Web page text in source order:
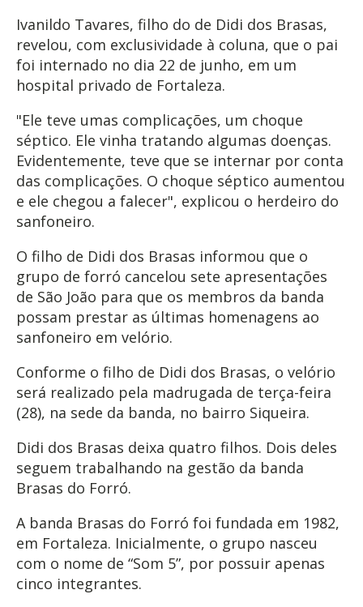
Ivanildo Tavares, filho do de Didi dos Brasas,
revelou, com exclusividade à coluna, que o pai
foi internado no dia 22 de junho, em um
hospital privado de Fortaleza.
"Ele teve umas complicações, um choque
séptico. Ele vinha tratando algumas doenças.
Evidentemente, teve que se internar por conta
das complicações. O choque séptico aumentou
e ele chegou a falecer", explicou o herdeiro do
sanfoneiro.
O filho de Didi dos Brasas informou que o
grupo de forró cancelou sete apresentações
de São João para que os membros da banda
possam prestar as últimas homenagens ao
sanfoneiro em velório.
Conforme o filho de Didi dos Brasas, o velório
será realizado pela madrugada de terça-feira
(28), na sede da banda, no bairro Siqueira.
Didi dos Brasas deixa quatro filhos. Dois deles
seguem trabalhando na gestão da banda
Brasas do Forró.
A banda Brasas do Forró foi fundada em 1982,
em Fortaleza. Inicialmente, o grupo nasceu
com o nome de “Som 5”, por possuir apenas
cinco integrantes.